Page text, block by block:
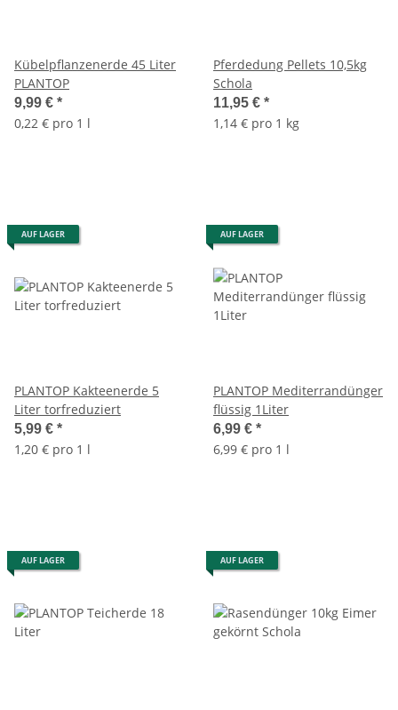
Kübelpflanzenerde 45 Liter
PLANTOP
9,99 € *
0,22 € pro 1 l
Pferdedung Pellets 10,5kg
Schola
11,95 € *
1,14 € pro 1 kg
AUF LAGER
PLANTOP Kakteenerde 5
Liter torfreduziert
5,99 € *
1,20 € pro 1 l
AUF LAGER
PLANTOP Mediterrandünger
flüssig 1Liter
6,99 € *
6,99 € pro 1 l
AUF LAGER AUF LAGER